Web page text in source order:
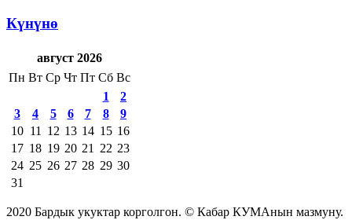
Күнүнө
август 2026
Пн Вт Ср Чт Пт Сб Вс
1
2
3
4 5 6 7 8
9
10 11 12 13 14 15 16
17 18 19 20 21 22 23
24 25 26 27 28 29 30
31
2020 Бардык укуктар корголгон. © Кабар КУМАнын мазмуну.